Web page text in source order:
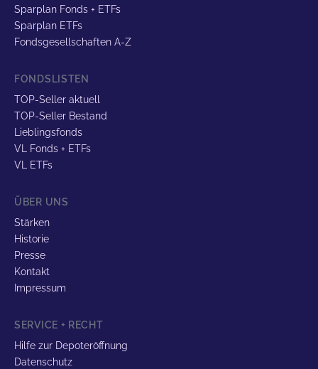
Sparplan Fonds + ETFs
Sparplan ETFs
Fondsgesellschaften A-Z
FONDSLISTEN
TOP-Seller aktuell
TOP-Seller Bestand
Lieblingsfonds
VL Fonds + ETFs
VL ETFs
ÜBER UNS
Stärken
Historie
Presse
Kontakt
Impressum
SERVICE + RECHT
Hilfe zur Depoteröffnung
Datenschutz